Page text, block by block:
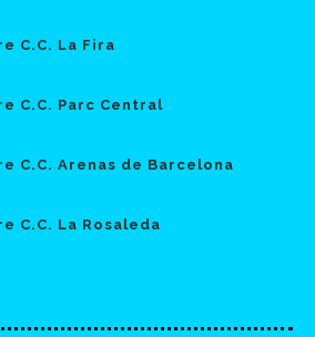
C.C. La Fira
C.C. Parc Central
C.C. Arenas de Barcelona
C.C. La Rosaleda